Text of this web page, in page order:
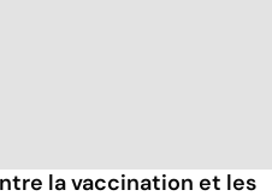
la vaccination et les